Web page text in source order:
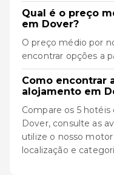
Qual é o preço
em Dover?
O preço médio por
encontrar opções a
Como encontrar
alojamento em
Compare os 5
Dover, consulte as
utilize o nosso
localização e